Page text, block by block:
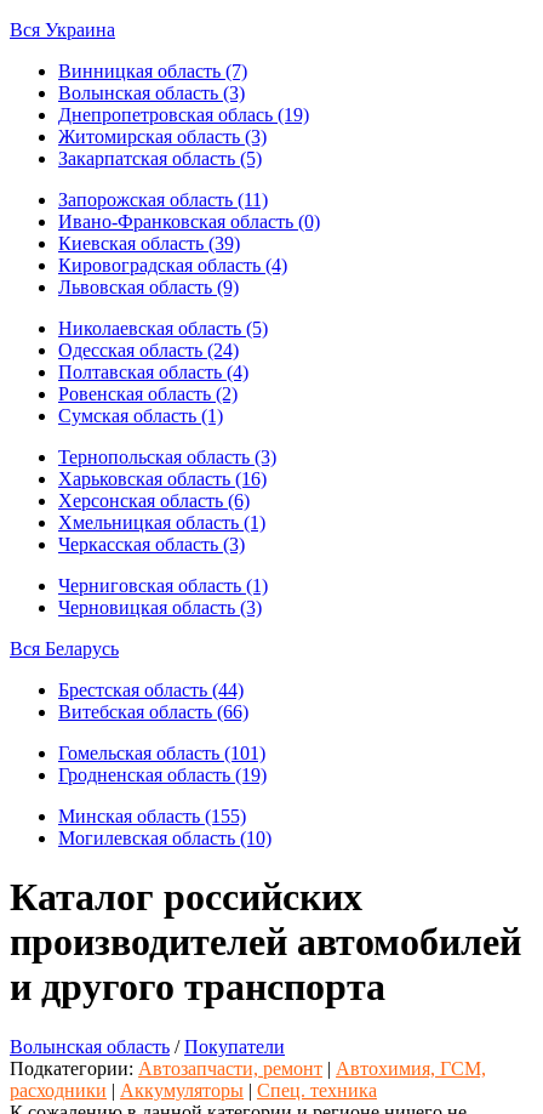
Вся Украина
Винницкая область (7)
Волынская область (3)
Днепропетровская облась (19)
Житомирская область (3)
Закарпатская область (5)
Запорожская область (11)
Ивано-Франковская область (0)
Киевская область (39)
Кировоградская область (4)
Львовская область (9)
Николаевская область (5)
Одесская область (24)
Полтавская область (4)
Ровенская область (2)
Сумская область (1)
Тернопольская область (3)
Харьковская область (16)
Херсонская область (6)
Хмельницкая область (1)
Черкасская область (3)
Черниговская область (1)
Черновицкая область (3)
Вся Беларусь
Брестская область (44)
Витебская область (66)
Гомельская область (101)
Гродненская область (19)
Минская область (155)
Могилевская область (10)
Каталог российских
производителей автомобилей
и другого транспорта
Волынская область /Покупатели
Подкатегории: Автозапчасти, ремонт | Автохимия, ГСМ,
расходники | Аккумуляторы | Спец. техника